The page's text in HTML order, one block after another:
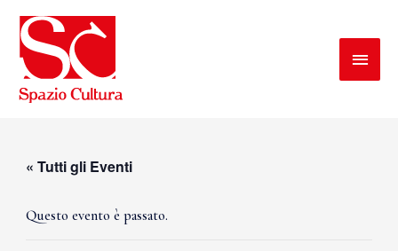
« Tutti gli Eventi
Questo evento è passato.